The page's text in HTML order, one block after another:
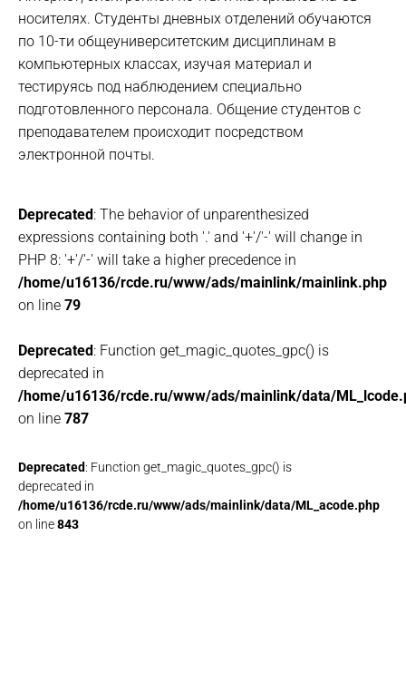
носителях. Студенты дневных отделений обучаются
по 10-ти общеуниверситетским дисциплинам в
компьютерных классах, изучая материал и
тестируясь под наблюдением специально
подготовленного персонала. Общение студентов с
преподавателем происходит посредством
электронной почты.
Deprecated: The behavior of unparenthesized
expressions containing both '.' and '+'/'-' will change in
PHP 8: '+'/'-' will take a higher precedence in
/home/u16136/rcde.ru/www/ads/mainlink/mainlink.php
on line 79
Deprecated: Function get_magic_quotes_gpc() is
deprecated in
/home/u16136/rcde.ru/www/ads/mainlink/data/
on line 787
Deprecated: Function get_magic_quotes_gpc() is
deprecated in
/home/u16136/rcde.ru/www/ads/mainlink/data/ML_acode.php
on line843